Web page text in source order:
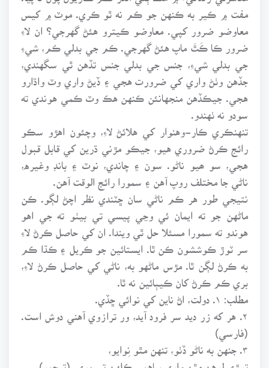
مفت ۾ ڪير به ڪنهن جو ڪم نه ٿو ڪري. موٽ ۾ کيس
معاوضو ضرور کپي. معاوضو ڪيترو هئڻ گهرجي؟ ان لاءِ
ضرور ڪا ڪَٿَ ماپ هئڻ گهرجي. ڪم جي بدلي ڪم، شيءِ
جي بدلي شيءِ، جنس جي بدلي جنس تڏهن ٿي سگهندي،
جڏهن وٺڻ واري کي ضرورت هجي ۽ ڏيڻ واري وٽ واڌارو
هجي. جيڪڏهن منجهانئن ڪنهن هڪ وٽ ڪمي هوندي ته
تنهنڪري ڪار-وهنوار کي هلائڻ لاءِ، وچئون اهڙو سڪو
رائج ڪرڻ ضروري هيو، جيڪو مڙني ڌرين کي قابل قبول
هجي، سو ھيو ناڻو. سون ۽ چاندي، نوٽ ۽ بانڊ وغيره،
ناڻي جا مختلف روپ آهن ۽ سمورا رائج الوقت آهن.
نتيجي طور هر ڪم ناڻي سان ڇٽندي نظر اچڻ لڳو. ڪن
ماڻهن جو ته ايمان ئي وڃي پيسي تي بيٺو ته جي اهو
هوندو ته سمورا مسئلا حل ٿي ويندا. ان کي حاصل ڪرڻ لاءِ
سر ٽوڙ ڪوششون ڪن ٿا. ايستائين جو ڪريل ۽ ڪڌا ڪم
به ڪرڻ لڳن ٿا. مڙس ماڻهو به، ناڻي کي حاصل ڪرڻ لاءِ،
بري ڪم ڪرڻ کان ڪيٻائين نه ٿا.
مطلب: ۱. دولت، اڻ ناين کي نوائي ڇڏي.
۲. هر که زر ديد سر فرود آيد، ور ترازوي آهني دوش است.
(فارسي)
توڙي لوهن مٿن واري ساهمي ڪلهن تي پوي. (ترجمو)